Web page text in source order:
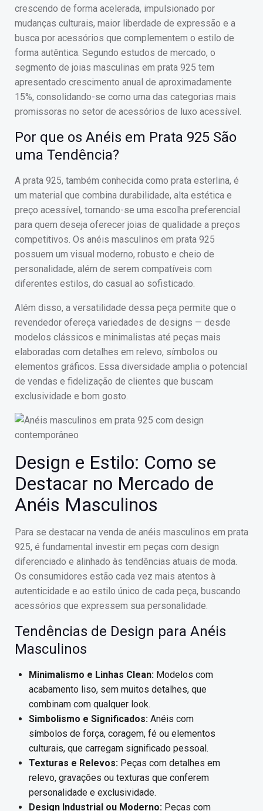
crescendo de forma acelerada, impulsionado por
mudanças culturais, maior liberdade de expressão e a
busca por acessórios que complementem o estilo de
forma autêntica. Segundo estudos de mercado, o
segmento de joias masculinas em prata 925 tem
apresentado crescimento anual de aproximadamente
15%, consolidando-se como uma das categorias mais
promissoras no setor de acessórios de luxo acessível.
Por que os Anéis em Prata 925 São
uma Tendência?
A prata 925, também conhecida como prata esterlina, é
um material que combina durabilidade, alta estética e
preço acessível, tornando-se uma escolha preferencial
para quem deseja oferecer joias de qualidade a preços
competitivos. Os anéis masculinos em prata 925
possuem um visual moderno, robusto e cheio de
personalidade, além de serem compatíveis com
diferentes estilos, do casual ao sofisticado.
Além disso, a versatilidade dessa peça permite que o
revendedor ofereça variedades de designs — desde
modelos clássicos e minimalistas até peças mais
elaboradas com detalhes em relevo, símbolos ou
elementos gráficos. Essa diversidade amplia o potencial
de vendas e fidelização de clientes que buscam
exclusividade e bom gosto.
Design e Estilo: Como se
Destacar no Mercado de
Anéis Masculinos
Para se destacar na venda de anéis masculinos em prata
925, é fundamental investir em peças com design
diferenciado e alinhado às tendências atuais de moda.
Os consumidores estão cada vez mais atentos à
autenticidade e ao estilo único de cada peça, buscando
acessórios que expressem sua personalidade.
Tendências de Design para Anéis
Masculinos
Minimalismo e Linhas Clean: Modelos com
acabamento liso, sem muitos detalhes, que
combinam com qualquer look.
Simbolismo e Significados: Anéis com
símbolos de força, coragem, fé ou elementos
culturais, que carregam significado pessoal.
Texturas e Relevos: Peças com detalhes em
relevo, gravações ou texturas que conferem
personalidade e exclusividade.
Design Industrial ou Moderno: Peças com